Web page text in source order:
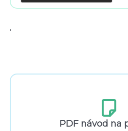
.
PDF návod na